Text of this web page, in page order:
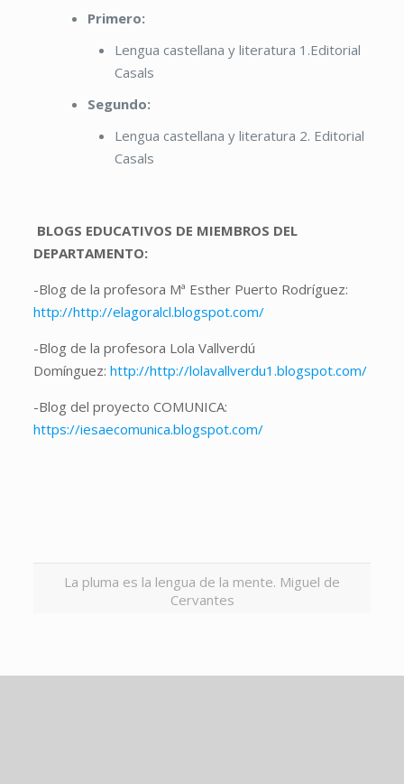
Primero:
Lengua castellana y literatura 1.Editorial
Casals
Segundo:
Lengua castellana y literatura 2. Editorial
Casals
BLOGS EDUCATIVOS DE MIEMBROS DEL
DEPARTAMENTO:
-Blog de la profesora Mª Esther Puerto Rodríguez:
http://http://elagoralcl.blogspot.com/
-Blog de la profesora Lola Vallverdú
Domínguez: http://http://lolavallverdu1.blogspot.com/
-Blog del proyecto COMUNICA:
https://iesaecomunica.blogspot.com/
La pluma es la lengua de la mente. Miguel de
Cervantes